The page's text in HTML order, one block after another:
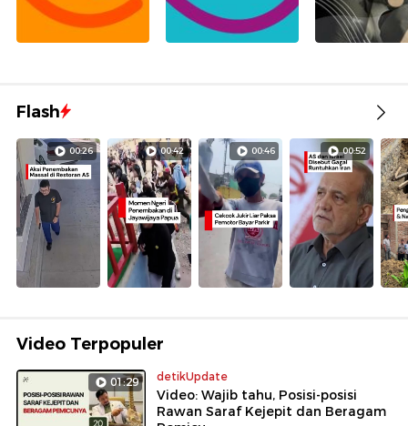
Flash
00:26 00:42 00:46 00:52
Video Terpopuler
01:29 detikUpdate
Video: Wajib tahu, Posisi-posisi
Rawan Saraf Kejepit dan Beragam